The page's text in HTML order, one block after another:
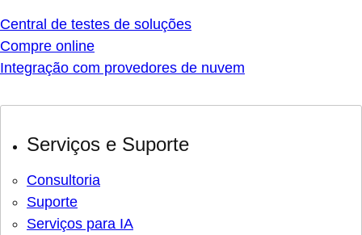
Central de testes de soluções
Compre online
Integração com provedores de nuvem
Serviços e Suporte
Consultoria
Suporte
Serviços para IA